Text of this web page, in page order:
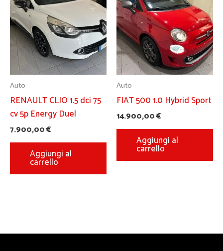
Auto
RENAULT CLIO 1.5 dci 75
cv 5p Energy Duel
7.900,00€
Aggiungi al
carrello
Auto
FIAT 500 1.0 Hybrid Sport
14.900,00€
Aggiungi al
carrello